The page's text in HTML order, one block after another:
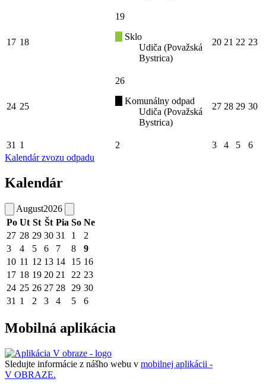
17 18
19
Sklo
Udiča (Považská
Bystrica)
20 21 22 23
24 25
26
Komunálny odpad
Udiča (Považská
Bystrica)
27 28 29 30
31 1 2 3 4 5
6
Kalendár zvozu odpadu
Kalendár
August2026
Po Ut St Št Pia So Ne
27 28 29 30 31 1
2
3
4 5 6 7 8
9
10 11 12 13 14 15 16
17 18 19 20 21 22 23
24 25 26 27 28 29 30
31 1 2 3 4 5 6
Mobilná aplikácia
Sledujte informácie z nášho webu v mobilnej aplikácii -
V OBRAZE.